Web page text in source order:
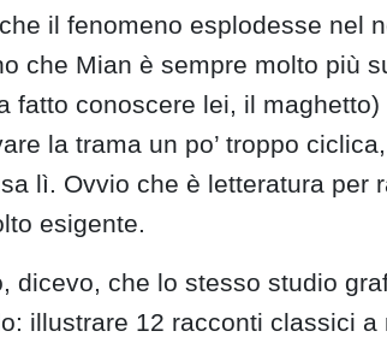
il fenomeno esplodesse nel
che Mian è sempre molto più
fatto conoscere lei, il
la trama un po’ troppo
lì. Ovvio che è letteratura per
esigente.
dicevo, che lo stesso studio
illustrare 12 racconti classici a